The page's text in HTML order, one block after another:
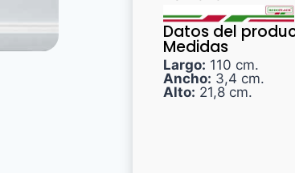
Datos del
Medidas
Largo: 110 cm.
Ancho: 3,4 cm.
Alto: 21,8 cm.